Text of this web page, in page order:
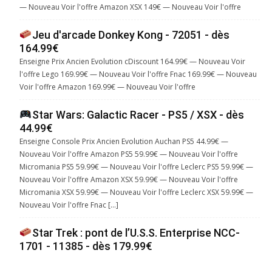
— Nouveau Voir l'offre Amazon XSX 149€ — Nouveau Voir l'offre
Jeu d'arcade Donkey Kong - 72051 - dès
164.99€
Enseigne Prix Ancien Evolution cDiscount 164.99€ — Nouveau Voir
l'offre Lego 169.99€ — Nouveau Voir l'offre Fnac 169.99€ — Nouveau
Voir l'offre Amazon 169.99€ — Nouveau Voir l'offre
Star Wars: Galactic Racer - PS5 / XSX - dès
44.99€
Enseigne Console Prix Ancien Evolution Auchan PS5 44.99€ —
Nouveau Voir l'offre Amazon PS5 59.99€ — Nouveau Voir l'offre
Micromania PS5 59.99€ — Nouveau Voir l'offre Leclerc PS5 59.99€ —
Nouveau Voir l'offre Amazon XSX 59.99€ — Nouveau Voir l'offre
Micromania XSX 59.99€ — Nouveau Voir l'offre Leclerc XSX 59.99€ —
Nouveau Voir l'offre Fnac […]
Star Trek : pont de l’U.S.S. Enterprise NCC-
1701 - 11385 - dès 179.99€